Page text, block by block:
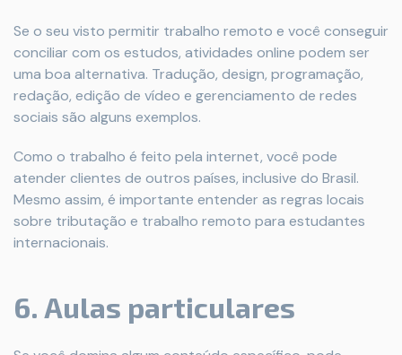
Se o seu visto permitir trabalho remoto e você conseguir
conciliar com os estudos, atividades online podem ser
uma boa alternativa. Tradução, design, programação,
redação, edição de vídeo e gerenciamento de redes
sociais são alguns exemplos.
Como o trabalho é feito pela internet, você pode
atender clientes de outros países, inclusive do Brasil.
Mesmo assim, é importante entender as regras locais
sobre tributação e trabalho remoto para estudantes
internacionais.
6. Aulas particulares